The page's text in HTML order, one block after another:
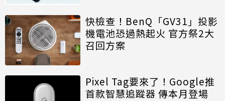
快檢查！BenQ「GV31」投影
機電池恐過熱起火 官方祭2大
召回方案
Pixel Tag要來了！Google推
首款智慧追蹤器 傳本月登場